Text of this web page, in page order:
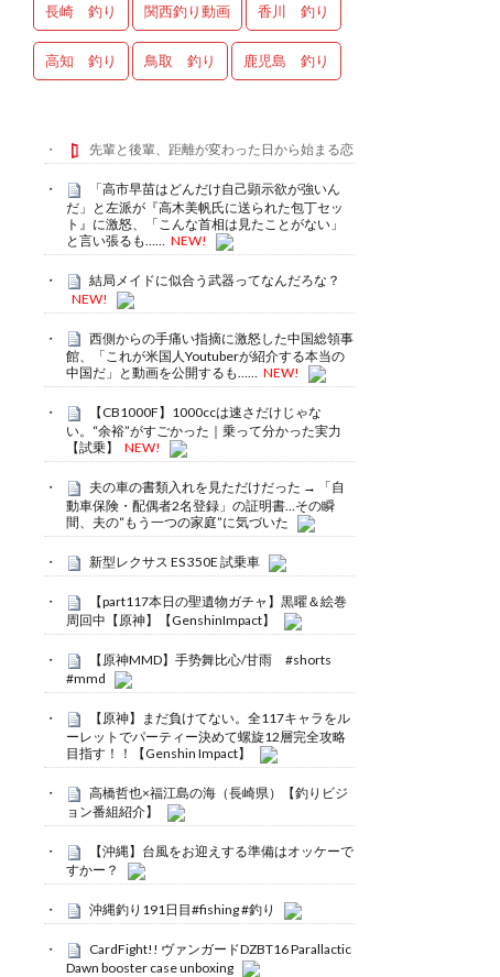
長崎 釣り 関西釣り動画 香川 釣り
高知 釣り 鳥取 釣り 鹿児島 釣り
先輩と後輩、距離が変わった日から始まる恋
「高市早苗はどんだけ自己顕示欲が強いん
だ」と左派が『高木美帆氏に送られた包丁セッ
ト』に激怒、「こんな首相は見たことがない」
と言い張るも……
NEW!
結局メイドに似合う武器ってなんだろな？
NEW!
西側からの手痛い指摘に激怒した中国総領事
館、「これが米国人Youtuberが紹介する本当の
中国だ」と動画を公開するも…… NEW!
【CB1000F】1000ccは速さだけじゃな
い。“余裕”がすごかった｜乗って分かった実力
【試乗】
NEW!
夫の車の書類入れを見ただけだった → 「自
動車保険・配偶者2名登録」の証明書…その瞬
間、夫の“もう一つの家庭”に気づいた
新型レクサス ES 350E 試乗車
【part117本日の聖遺物ガチャ】黒曜＆絵巻
周回中【原神】【GenshinImpact】
【原神MMD】手势舞比心/甘雨 #shorts
#mmd
【原神】まだ負けてない。全117キャラをル
ーレットでパーティー決めて螺旋12層完全攻略
目指す！！【Genshin Impact】
高橋哲也×福江島の海（長崎県）【釣りビジ
ョン番組紹介】
【沖縄】台風をお迎えする準備はオッケーで
すかー？
沖縄釣り191日目#fishing #釣り
CardFight!! ヴァンガードDZBT16 Parallactic
Dawn booster case unboxing